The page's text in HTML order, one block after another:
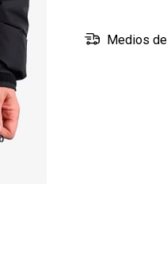
Medios